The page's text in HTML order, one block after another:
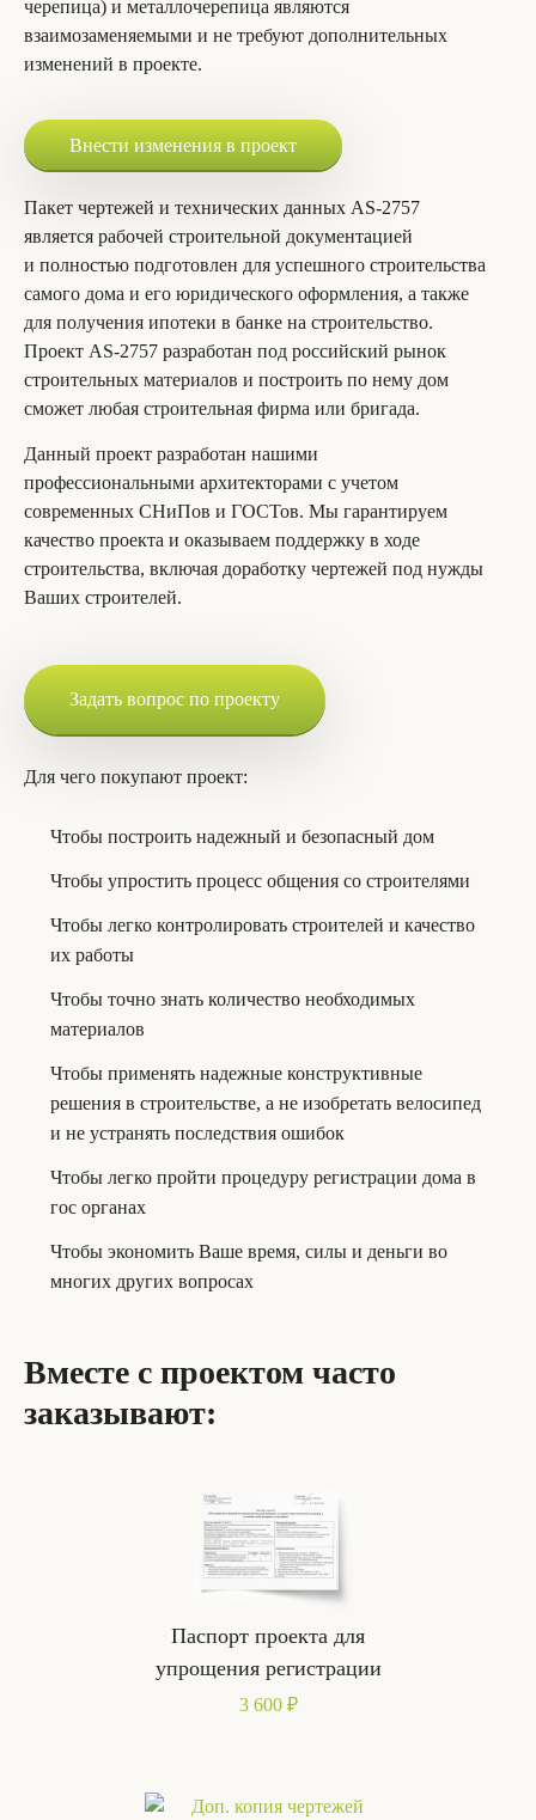
черепица) и металлочерепица являются
взаимозаменяемыми и не требуют дополнительных
изменений в проекте.
Внести изменения в проект
Пакет чертежей и технических данных AS-2757
является рабочей строительной документацией
и полностью подготовлен для успешного строительства
самого дома и его юридического оформления, а также
для получения ипотеки в банке на строительство.
Проект AS-2757 разработан под российский рынок
строительных материалов и построить по нему дом
сможет любая строительная фирма или бригада.
Данный проект разработан нашими
профессиональными архитекторами с учетом
современных СНиПов и ГОСТов. Мы гарантируем
качество проекта и оказываем поддержку в ходе
строительства, включая доработку чертежей под нужды
Ваших строителей.
Задать вопрос по проекту
Для чего покупают проект:
Чтобы построить надежный и безопасный дом
Чтобы упростить процесс общения со строителями
Чтобы легко контролировать строителей и качество
их работы
Чтобы точно знать количество необходимых
материалов
Чтобы применять надежные конструктивные
решения в строительстве, а не изобретать велосипед
и не устранять последствия ошибок
Чтобы легко пройти процедуру регистрации дома в
гос органах
Чтобы экономить Ваше время, силы и деньги во
многих других вопросах
Вместе с проектом часто
заказывают:
Паспорт проекта для
упрощения регистрации
3 600 ₽